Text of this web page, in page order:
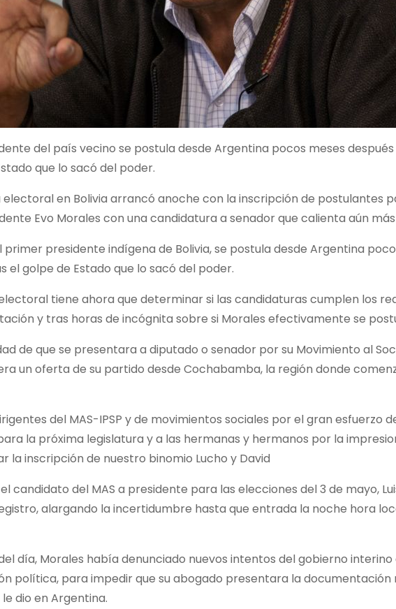
del país vecino se postula desde Argentina pocos meses
que lo sacó del poder.
electoral en Bolivia arrancó anoche con la inscripción de postulantes
Evo Morales con una candidatura a senador que calienta aún
primer presidente indígena de Bolivia, se postula desde Argentina
el golpe de Estado que lo sacó del poder.
tiene ahora que determinar si las candidaturas cumplen los
y tras horas de incógnita sobre si Morales efectivamente se
de que se presentara a diputado o senador por su Movimiento al
un oferta de su partido desde Cochabamba, la región donde
del MAS-IPSP y de movimientos sociales por el gran esfuerzo
la próxima legislatura y a las hermanas y hermanos por la
la inscripción de nuestro binomio Lucho y David
el candidato del MAS a presidente para las elecciones del 3 de mayo,
alargando la incertidumbre hasta que entrada la noche hora
día, Morales había denunciado nuevos intentos del gobierno interino
política, para impedir que su abogado presentara la documentación
dio en Argentina.